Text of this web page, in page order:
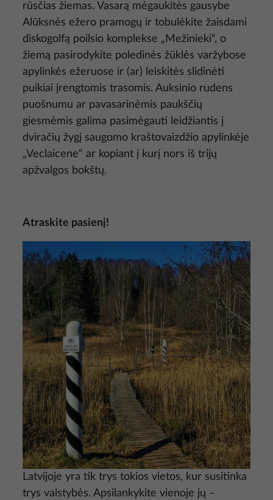
rūsčias žiemas. Vasarą mėgaukitės gausybe
Alūksnės ežero pramogų ir tobulėkite žaisdami
diskogolfą poilsio komplekse „Mežinieki“, o
žiemą pasirodykite poledinės žūklės varžybose
apylinkės ežeruose ir (ar) leiskitės slidinėti
puikiai įrengtomis trasomis. Auksinio rudens
puošnumu ar pavasarinėmis paukščių
giesmėmis galima pasimėgauti leidžiantis į
dviračių žygį saugomo kraštovaizdžio apylinkėje
„Veclaicene“ ar kopiant į kurį nors iš trijų
apžvalgos bokštų.
Atraskite pasienį!
Nuotrauka
Latvijoje yra tik trys tokios vietos, kur susitinka
trys valstybės. Apsilankykite vienoje jų –